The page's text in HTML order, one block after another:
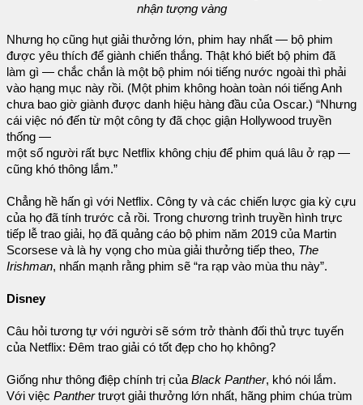
nhận tượng vàng
Nhưng họ cũng hụt giải thưởng lớn, phim hay nhất — bộ phim
được yêu thích để giành chiến thắng. Thật khó biết bộ phim đã
làm gì — chắc chắn là một bộ phim nói tiếng nước ngoài thì phải
vào hạng mục này rồi. (Một phim không hoàn toàn nói tiếng Anh
chưa bao giờ giành được danh hiệu hàng đầu của Oscar.) “Nhưng
cái việc nó đến từ một công ty đã chọc giận Hollywood truyền
thống —
một số người rất bực Netflix không chịu để phim quá lâu ở rạp —
cũng khó thông lắm.”
Chẳng hề hấn gì với Netflix. Công ty và các chiến lược gia kỳ cựu
của họ đã tính trước cả rồi. Trong chương trình truyền hình trực
tiếp lễ trao giải, họ đã quảng cáo bộ phim năm 2019 của Martin
Scorsese và là hy vọng cho mùa giải thưởng tiếp theo, The
Irishman, nhấn mạnh rằng phim sẽ “ra rạp vào mùa thu này”.
Disney
Câu hỏi tương tự với người sẽ sớm trở thành đối thủ trực tuyến
của Netflix: Đêm trao giải có tốt đẹp cho họ không?
Giống như thông điệp chính trị của Black Panther, khó nói lắm.
Với việc Panthertrượt giải thưởng lớn nhất, hãng phim chúa trùm